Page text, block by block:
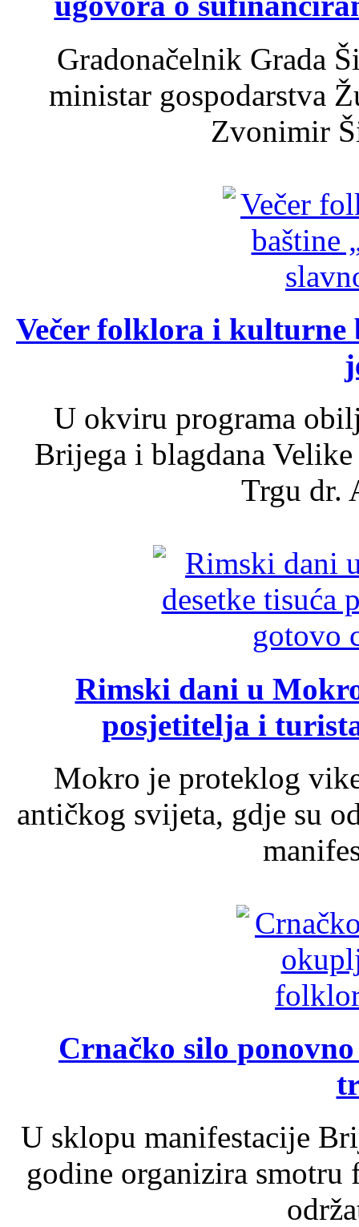
Gradonačelnik Grada
ministar gospodarstva
Zvonimir
Večer folklora i kulturne
U okviru programa
Brijega i blagdana
Trgu dr.
Rimski dani u
posjetitelja i
Mokro je proteklog
antičkog svijeta, gdje su
Crnačko silo
U sklopu manifestacije
godine organizira